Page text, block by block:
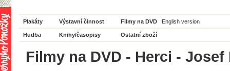
Plakáty Výstavní činnost Filmy na DVD English version
Hudba Knihy/časopisy Ostatní zboží
Filmy na DVD - Herci - Josef